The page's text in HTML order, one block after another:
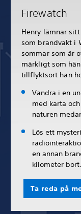
Firewatch
Henry lämnar
som brandvakt i
sommar som är
märkligt som
tillflyktsort han
Vandra i en
med karta
naturen
Lös ett
en annan
kilometer bort.
Ta reda på